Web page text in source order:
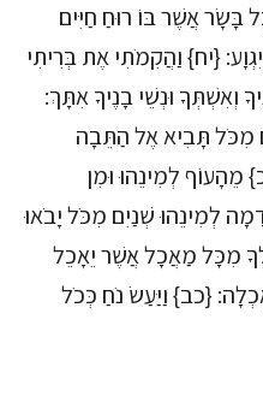
אֲשֶׁר בּוֹ רוּחַ חַיִּים
{יח} וַהֲקִמֹתִי אֶת בְּרִיתִי
וְאִשְׁתְּךָ וּנְשֵׁי בָנֶיךָ אִתָּךְ:
מִכֹּל תָּבִיא אֶל הַתֵּבָה
מֵהָעוֹף לְמִינֵהוּ וּמִן
לְמִינֵהוּ שְׁנַיִם מִכֹּל יָבֹאוּ
מִכָּל מַאֲכָל אֲשֶׁר יֵאָכֵל
{כב} וַיַּעַשׂ נֹחַ כְּכֹל